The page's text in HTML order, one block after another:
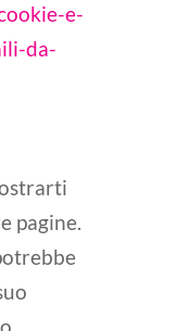
e-
da-
pagine.